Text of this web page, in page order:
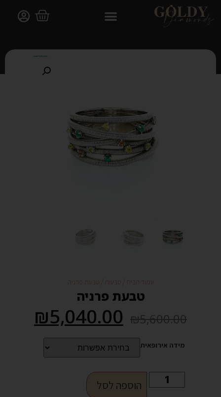
עמוד הבית טבעות / טבעת פרניה
טבעת פרניה
₪5,600.00
₪5,040.00
מידה אירופאית
הוספה לסל